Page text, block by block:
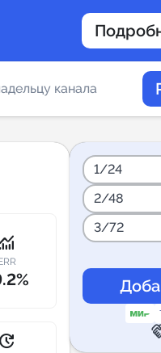
канала
1/24
2/48
3/72